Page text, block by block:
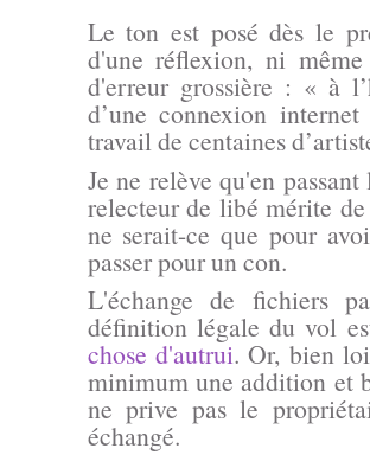
Le ton est posé dès le
d'une réflexion, ni
d'erreur grossière : « à
d’une connexion
travail de centaines
Je ne relève qu'en passant
relecteur de libé mérite
ne serait-ce que pour
passer pour un con.
L'échange de fichiers
définition légale du vol
chose d'autrui. Or, bien
minimum une addition et
ne prive pas le
échangé.